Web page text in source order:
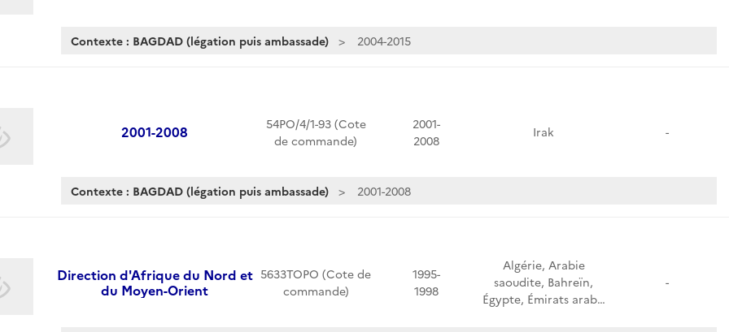
Contexte : BAGDAD (légation puis ambassade) 2004-2015
2001-2008
54PO/4/1-93 (Cote
de commande)
2001-
2008
Irak -
Contexte : BAGDAD (légation puis ambassade) 2001-2008
Direction d'Afrique du Nord et
du Moyen-Orient
5633TOPO (Cote de
commande)
1995-
1998
Algérie, Arabie
saoudite, Bahreïn,
Égypte, Émirats arab…
-